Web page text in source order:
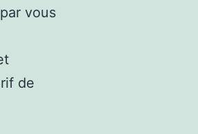
vous
de